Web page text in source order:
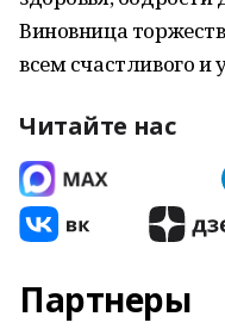
Виновница
всем счастливого и
Читайте нас
Партнеры